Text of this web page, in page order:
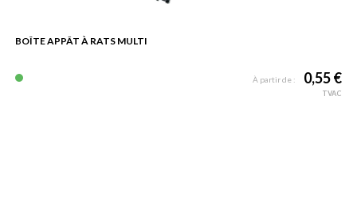
BOÎTE APPÂT À RATS MULTI
À partir de : 0,55 €
TVAC